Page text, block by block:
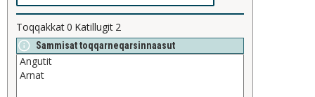
Toqqakkat0 Katillugit 2
Sammisat toqqarneqarsinnaasut